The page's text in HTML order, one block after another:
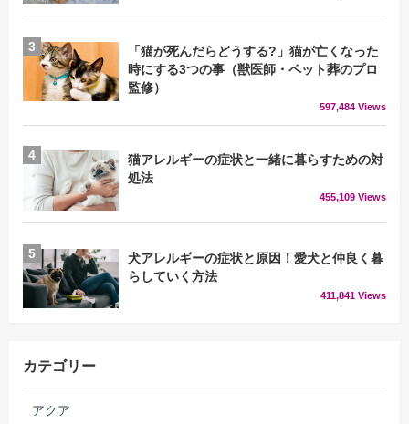
「猫が死んだらどうする?」猫が亡くなった
時にする3つの事（獣医師・ペット葬のプロ
監修）
597,484 Views
猫アレルギーの症状と一緒に暮らすための対
処法
455,109 Views
犬アレルギーの症状と原因！愛犬と仲良く暮
らしていく方法
411,841 Views
カテゴリー
アクア